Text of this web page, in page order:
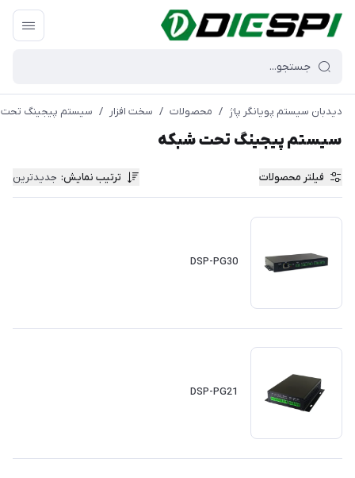
دیدبان سیستم پویانگر پاژ / محصولات / سخت افزار / سیستم پیجینگ
سیستم پیجینگ تحت شبکه
فیلتر محصولات ترتیب نمایش: جدیدترین
DSP-PG30
DSP-PG21